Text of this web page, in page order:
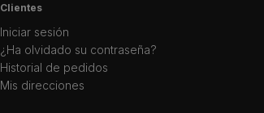
Clientes
Iniciar sesión
¿Ha olvidado su contraseña?
Historial de pedidos
Mis direcciones